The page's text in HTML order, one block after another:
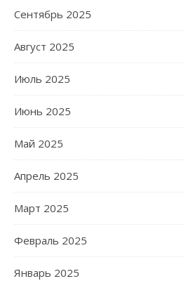
Сентябрь 2025
Август 2025
Июль 2025
Июнь 2025
Май 2025
Апрель 2025
Март 2025
Февраль 2025
Январь 2025